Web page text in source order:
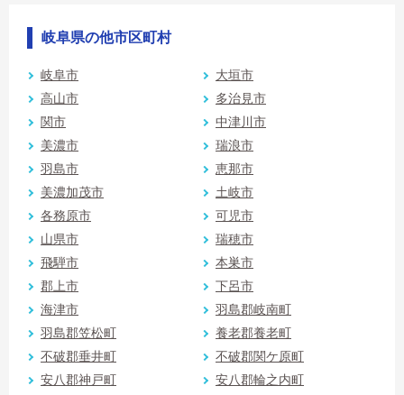
岐阜県の他市区町村
岐阜市
大垣市
高山市
多治見市
関市
中津川市
美濃市
瑞浪市
羽島市
恵那市
美濃加茂市
土岐市
各務原市
可児市
山県市
瑞穂市
飛騨市
本巣市
郡上市
下呂市
海津市
羽島郡岐南町
羽島郡笠松町
養老郡養老町
不破郡垂井町
不破郡関ケ原町
安八郡神戸町
安八郡輪之内町